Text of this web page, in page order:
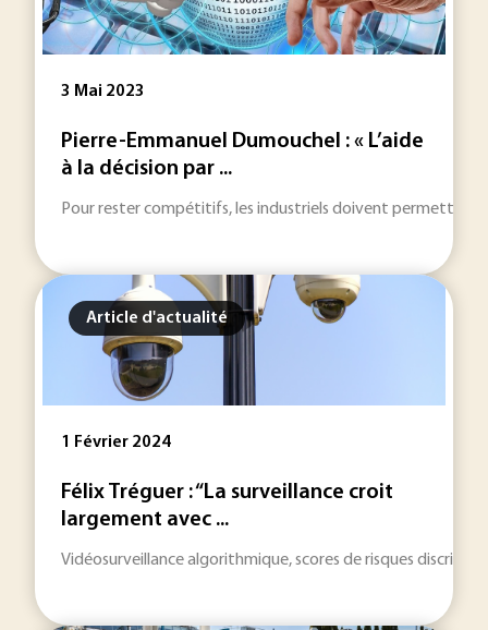
3 Mai 2023
Pierre-Emmanuel Dumouchel : « L’aide
à la décision par ...
Pour rester compétitifs, les industriels doivent permettre à
Article d'actualité
1 Février 2024
Félix Tréguer : “La surveillance croit
largement avec ...
Vidéosurveillance algorithmique, scores de risques